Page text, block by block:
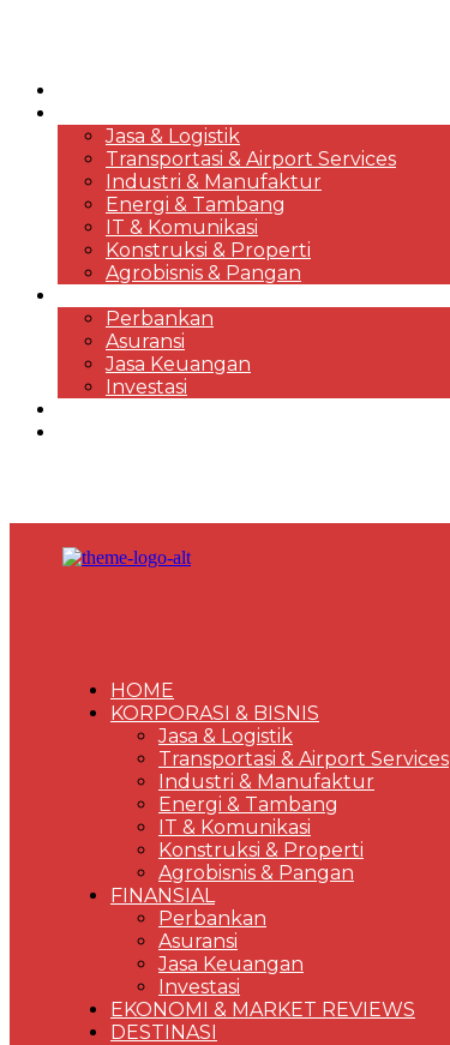
Jasa & Logistik
Transportasi & Airport Services
Industri & Manufaktur
Energi & Tambang
IT & Komunikasi
Konstruksi & Properti
Agrobisnis & Pangan
Perbankan
Asuransi
Jasa Keuangan
Investasi
HOME
KORPORASI & BISNIS
Jasa & Logistik
Transportasi & Airport Services
Industri & Manufaktur
Energi & Tambang
IT & Komunikasi
Konstruksi & Properti
Agrobisnis & Pangan
FINANSIAL
Perbankan
Asuransi
Jasa Keuangan
Investasi
EKONOMI & MARKET REVIEWS
DESTINASI